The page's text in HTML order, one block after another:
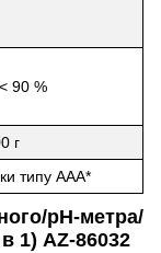
90 %
г
типу AAA*
рН-метра/
1) AZ-86032